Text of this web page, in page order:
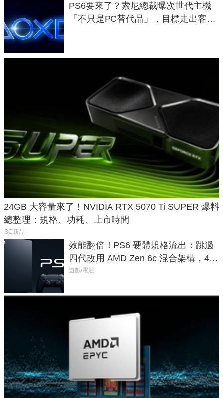
PS6要來了？索尼總裁曝次世代主機
「不只是PC替代品」，目標走出客
24GB 大容量來了！NVIDIA RTX 5070 Ti SUPER 爆料
總整理：規格、功耗、上市時間
3C新品
效能翻倍！PS6 硬體規格流出：跳過
四代改用 AMD Zen 6c 混合架構，4K
120fps 與全光追時代來臨
遊戲/電競